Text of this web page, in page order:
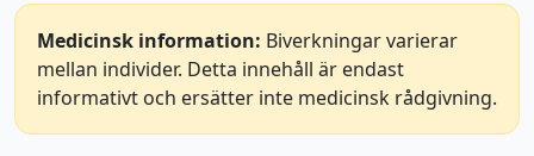
Medicinsk information: Biverkningar varierar
mellan individer. Detta innehåll är endast
informativt och ersätter inte medicinsk rådgivning.